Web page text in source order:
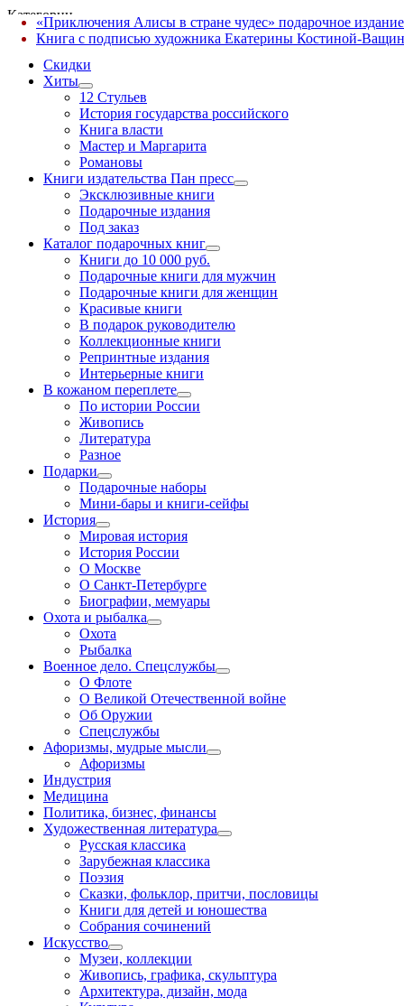
Категории
Скидки
Хиты
12 Стульев
История государства российского
Книга власти
Мастер и Маргарита
Романовы
Книги издательства Пан пресс
Эксклюзивные книги
Подарочные издания
Под заказ
Каталог подарочных книг
Книги до 10 000 руб.
Подарочные книги для мужчин
Подарочные книги для женщин
Красивые книги
В подарок руководителю
Коллекционные книги
Репринтные издания
Интерьерные книги
В кожаном переплете
По истории России
Живопись
Литература
Разное
Подарки
Подарочные наборы
Мини-бары и книги-сейфы
История
Мировая история
История России
О Москве
О Санкт-Петербурге
Биографии, мемуары
Охота и рыбалка
Охота
Рыбалка
Военное дело. Спецслужбы
О Флоте
О Великой Отечественной войне
Об Оружии
Спецслужбы
Афоризмы, мудрые мысли
Афоризмы
Индустрия
Медицина
Политика, бизнес, финансы
Художественная литература
Русская классика
Зарубежная классика
Поэзия
Сказки, фольклор, притчи, пословицы
Книги для детей и юношества
Собрания сочинений
Искусство
Музеи, коллекции
Живопись, графика, скульптура
Архитектура, дизайн, мода
«Приключения Алисы в стране чудес» подарочное издание
Книга с подписью художника Екатерины Костиной-